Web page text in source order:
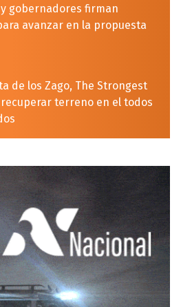
gobernadores firman
avanzar en la propuesta
de los Zago, The Strongest
terreno en el todos